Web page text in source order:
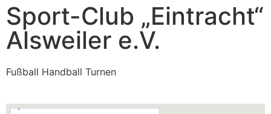
Sport-Club „Eintracht“
Alsweiler e.V.
Fußball Handball Turnen